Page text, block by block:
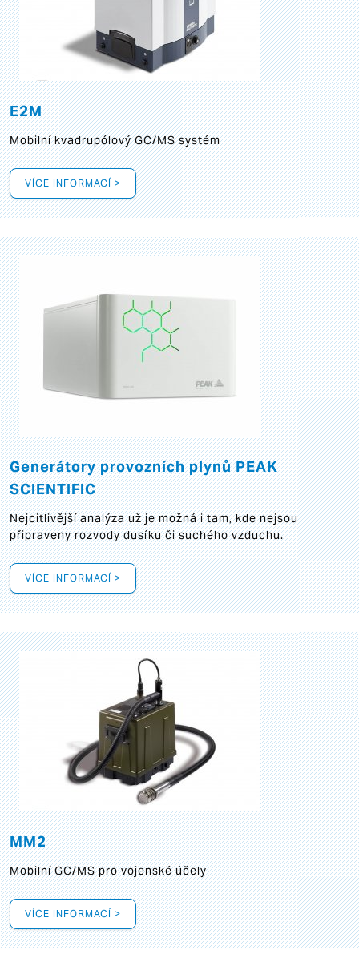
E2M
Mobilní kvadrupólový GC/MS systém
VÍCE INFORMACÍ >
Generátory provozních plynů PEAK
SCIENTIFIC
Nejcitlivější analýza už je možná i tam, kde nejsou
připraveny rozvody dusíku či suchého vzduchu.
VÍCE INFORMACÍ >
MM2
Mobilní GC/MS pro vojenské účely
VÍCE INFORMACÍ >